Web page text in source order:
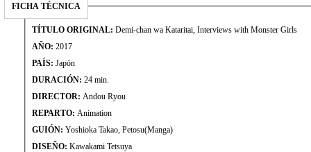
FICHA TÉCNICA
TÍTULO ORIGINAL: Demi-chan wa Kataritai, Interviews with Monster Girls
AÑO: 2017
PAÍS: Japón
DURACIÓN: 24 min.
DIRECTOR: Andou Ryou
REPARTO: Animation
GUIÓN: Yoshioka Takao, Petosu(Manga)
DISEÑO: Kawakami Tetsuya